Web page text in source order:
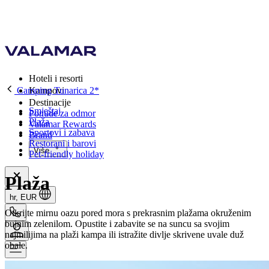
Hoteli i resorti
Kampovi
Destinacije
Ponude za odmor
Valamar Rewards
Brand
Više
hr, EUR
Camping Tunarica 2*
Smještaj
Plaža
Sportovi i zabava
Restorani i barovi
Pet-friendly holiday
Plaža
Otkrijte mirnu oazu pored mora s prekrasnim plažama okruženim
bujnim zelenilom. Opustite i zabavite se na suncu sa svojim
najmilijima na plaži kampa ili istražite divlje skrivene uvale duž
obale.